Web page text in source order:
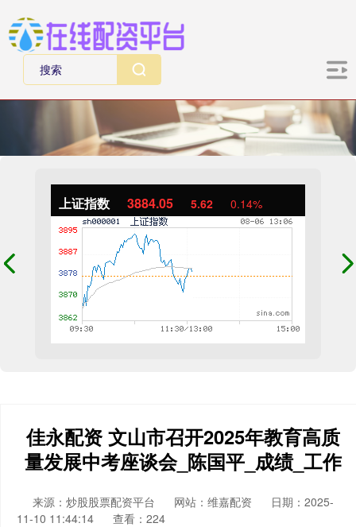
上证指数 3884.05 5.62 0.14%
佳永配资 文山市召开2025年教育高质
量发展中考座谈会_陈国平_成绩_工作
来源：炒股股票配资平台 网站：维嘉配资
日期：2025-
11-10 11:44:14
查看：224